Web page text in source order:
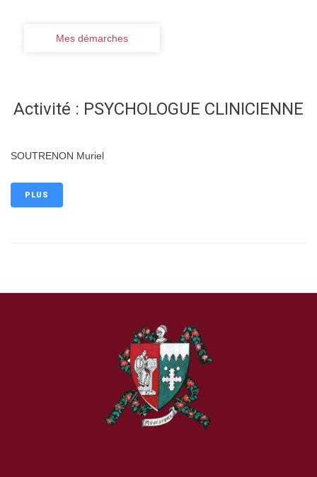
Mes démarches
Activité : PSYCHOLOGUE CLINICIENNE
SOUTRENON Muriel
PLUS